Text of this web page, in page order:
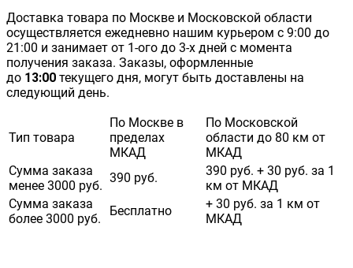
Доставка товара по Москве и Московской области
осуществляется ежедневно нашим курьером с 9:00 до
21:00 и занимает от 1-ого до 3-х дней с момента
получения заказа. Заказы, оформленные
до 13:00 текущего дня, могут быть доставлены на
следующий день.
Тип товара
По Москве в
пределах
МКАД
По Московской
области до 80 км от
МКАД
Сумма заказа
менее 3000 руб.
390 руб.
390 руб. + 30 руб. за 1
км от МКАД
Сумма заказа
более 3000 руб.
Бесплатно
+ 30 руб. за 1 км от
МКАД